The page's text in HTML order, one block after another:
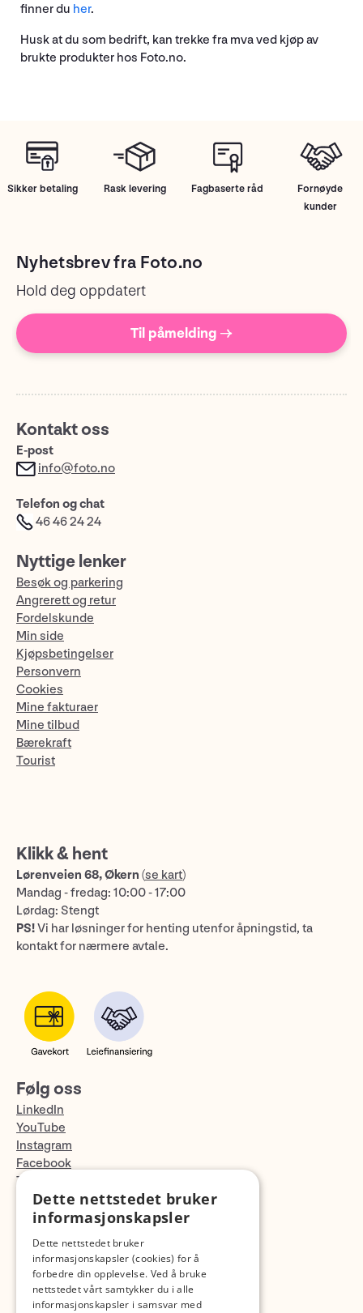
finner du her.
Husk at du som bedrift, kan trekke fra mva ved kjøp av
brukte produkter hos Foto.no.
Sikker betaling Rask levering Fagbaserte råd
Fornøyde
kunder
Nyhetsbrev fra Foto.no
Hold deg oppdatert
Til påmelding →
Kontakt oss
E-post
info@foto.no
Telefon og chat
46 46 24 24
Nyttige lenker
Besøk og parkering
Angrerett og retur
Fordelskunde
Min side
Kjøpsbetingelser
Personvern
Cookies
Mine fakturaer
Mine tilbud
Bærekraft
Tourist
Klikk & hent
Lørenveien 68, Økern (se kart)
Mandag - fredag: 10:00 - 17:00
Lørdag: Stengt
PS!Vi har løsninger for henting utenfor åpningstid, ta
kontakt for nærmere avtale.
Følg oss
LinkedIn
YouTube
Instagram
Facebook
TikTok
Fotopodden
Dette nettstedet bruker
informasjonskapsler
Dette nettstedet bruker
informasjonskapsler (cookies) for å
forbedre din opplevelse. Ved å bruke
nettstedet vårt samtykker du i alle
informasjonskapsler i samsvar med